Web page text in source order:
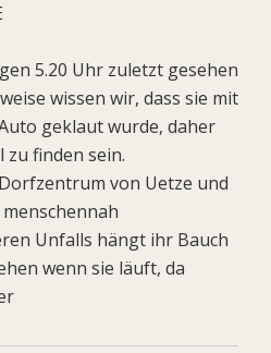
5.20 Uhr zuletzt gesehen
wissen wir, dass sie mit
geklaut wurde, daher
finden sein.
von Uetze und
Unfalls hängt ihr Bauch
wenn sie läuft, da